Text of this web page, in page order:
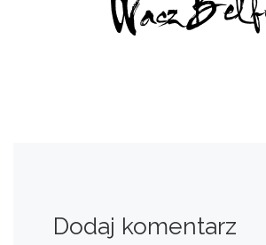
Dodaj komentarz